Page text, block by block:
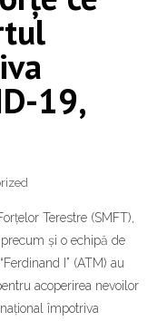
19,
Terestre (SMFT),
și o echipă de
I” (ATM) au
acoperirea nevoilor
împotriva